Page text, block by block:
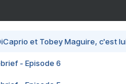
et Tobey Maguire, c'est
- Episode 6